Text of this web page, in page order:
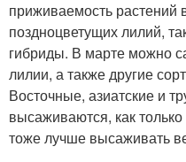
приживаемость
поздноцветущих лилий,
гибриды. В марте можно
лилии, а также другие
Восточные, азиатские и
высаживаются, как
тоже лучше высаживать